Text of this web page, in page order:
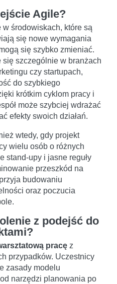
Agile?
w środowiskach, które są
się nowe wymagania
się szybko zmieniać.
szczególnie w branżach
czy startupach,
do szybkiego
krótkim cyklom pracy i
może szybciej wdrażać
efekty swoich działań.
wtedy, gdy projekt
wielu osób o różnych
stand-upy i jasne reguły
przeszkód na
budowaniu
oraz poczucia
z podejść do
pracę z
przypadków. Uczestnicy
zasady modelu
narzędzi planowania po